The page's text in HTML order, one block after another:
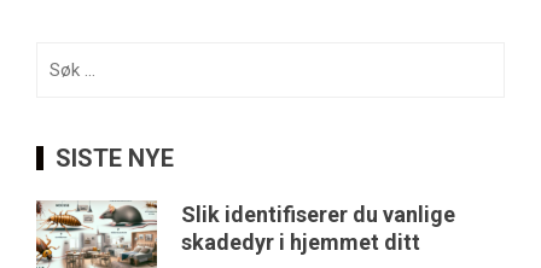
etter:
SISTE NYE
Slik identifiserer du vanlige
skadedyr i hjemmet ditt